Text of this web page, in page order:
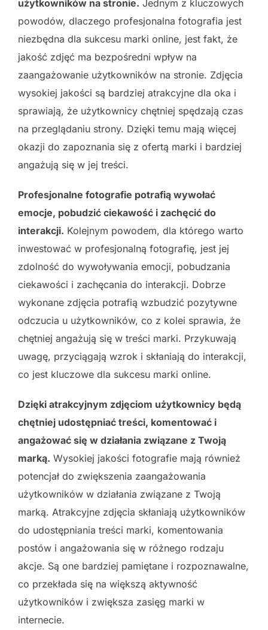
użytkowników na stronie. Jednym z kluczowych
powodów, dlaczego profesjonalna fotografia jest
niezbędna dla sukcesu marki online, jest fakt, że
jakość zdjęć ma bezpośredni wpływ na
zaangażowanie użytkowników na stronie. Zdjęcia
wysokiej jakości są bardziej atrakcyjne dla oka i
sprawiają, że użytkownicy chętniej spędzają czas
na przeglądaniu strony. Dzięki temu mają więcej
okazji do zapoznania się z ofertą marki i bardziej
angażują się w jej treści.
Profesjonalne fotografie potrafią wywołać
emocje, pobudzić ciekawość i zachęcić do
interakcji. Kolejnym powodem, dla którego warto
inwestować w profesjonalną fotografię, jest jej
zdolność do wywoływania emocji, pobudzania
ciekawości i zachęcania do interakcji. Dobrze
wykonane zdjęcia potrafią wzbudzić pozytywne
odczucia u użytkowników, co z kolei sprawia, że
chętniej angażują się w treści marki. Przykuwają
uwagę, przyciągają wzrok i skłaniają do interakcji,
co jest kluczowe dla sukcesu marki online.
Dzięki atrakcyjnym zdjęciom użytkownicy będą
chętniej udostępniać treści, komentować i
angażować się w działania związane z Twoją
marką. Wysokiej jakości fotografie mają również
potencjał do zwiększenia zaangażowania
użytkowników w działania związane z Twoją
marką. Atrakcyjne zdjęcia skłaniają użytkowników
do udostępniania treści marki, komentowania
postów i angażowania się w różnego rodzaju
akcje. Są one bardziej pamiętane i rozpoznawalne,
co przekłada się na większą aktywność
użytkowników i zwiększa zasięg marki w
internecie.